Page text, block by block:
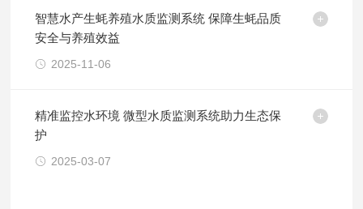
智慧水产生蚝养殖水质监测系统 保障生蚝品质
安全与养殖效益
2025-11-06
精准监控水环境 微型水质监测系统助力生态保
护
2025-03-07